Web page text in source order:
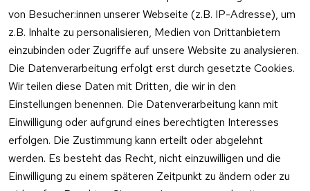
von Besucher:innen unserer Webseite (z.B. IP-Adresse), um
z.B. Inhalte zu personalisieren, Medien von Drittanbietern
einzubinden oder Zugriffe auf unsere Website zu analysieren.
Die Datenverarbeitung erfolgt erst durch gesetzte Cookies.
Wir teilen diese Daten mit Dritten, die wir in den
Einstellungen benennen. Die Datenverarbeitung kann mit
Einwilligung oder aufgrund eines berechtigten Interesses
erfolgen. Die Zustimmung kann erteilt oder abgelehnt
werden. Es besteht das Recht, nicht einzuwilligen und die
Einwilligung zu einem späteren Zeitpunkt zu ändern oder zu
klärung
Widerrufsrecht
Vertrag
widerrufen
Ab- und
Überlaufgarnit
uren
Versandpar
tner
Rufen Sie
oder
Sie per
Mo –
Do:
10:00
–